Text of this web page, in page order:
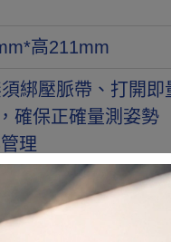
高211mm
綁壓脈帶、打開即
確保正確量測姿勢
理
術：有效減輕量測